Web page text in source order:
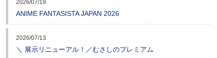
2026/07/19
ANIME FANTASISTA JAPAN 2026
2026/07/13
＼ 展示リニューアル！／むさしのプレミアム